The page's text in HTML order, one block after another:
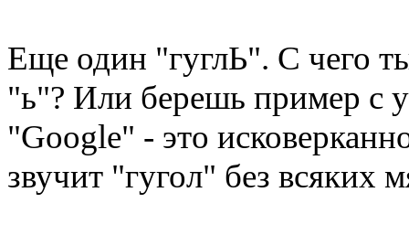
Еще один "гуглЬ". С чего
"ь"? Или берешь пример с
"Google" - это
звучит "гугол" без всяких